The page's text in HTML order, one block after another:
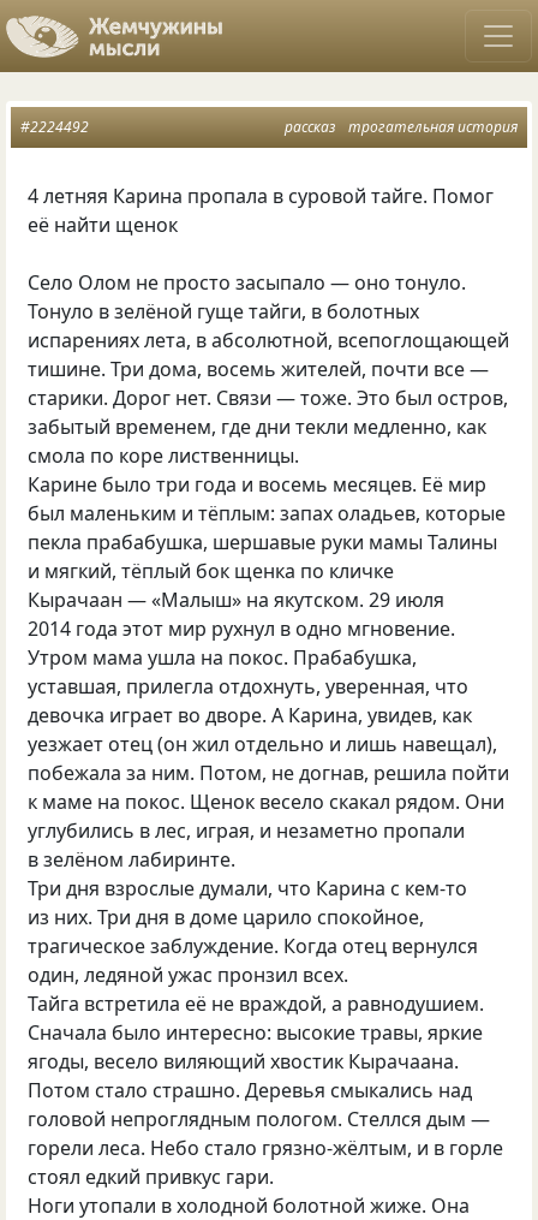
рассказ трогательная история
#2224492
4 летняя Карина пропала в суровой тайге. Помог
её найти щенок
Село Олом не просто засыпало — оно тонуло.
Тонуло в зелёной гуще тайги, в болотных
испарениях лета, в абсолютной, всепоглощающей
тишине. Три дома, восемь жителей, почти все —
старики. Дорог нет. Связи — тоже. Это был остров,
забытый временем, где дни текли медленно, как
смола по коре лиственницы.
Карине было три года и восемь месяцев. Её мир
был маленьким и тёплым: запах оладьев, которые
пекла прабабушка, шершавые руки мамы Талины
и мягкий, тёплый бок щенка по кличке
Кырачаан — «Малыш» на якутском. 29 июля
2014 года этот мир рухнул в одно мгновение.
Утром мама ушла на покос. Прабабушка,
уставшая, прилегла отдохнуть, уверенная, что
девочка играет во дворе. А Карина, увидев, как
уезжает отец (он жил отдельно и лишь навещал),
побежала за ним. Потом, не догнав, решила пойти
к маме на покос. Щенок весело скакал рядом. Они
углубились в лес, играя, и незаметно пропали
в зелёном лабиринте.
Три дня взрослые думали, что Карина с кем-то
из них. Три дня в доме царило спокойное,
трагическое заблуждение. Когда отец вернулся
один, ледяной ужас пронзил всех.
Тайга встретила её не враждой, а равнодушием.
Сначала было интересно: высокие травы, яркие
ягоды, весело виляющий хвостик Кырачаана.
Потом стало страшно. Деревья смыкались над
головой непроглядным пологом. Стеллся дым —
горели леса. Небо стало грязно-жёлтым, и в горле
стоял едкий привкус гари.
Ноги утопали в холодной болотной жиже. Она